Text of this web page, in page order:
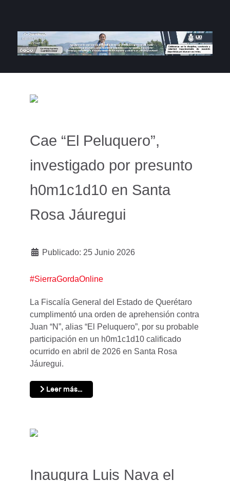
Cae “El Peluquero”,
investigado por presunto
h0m1c1d10 en Santa
Rosa Jáuregui
Publicado: 25 Junio 2026
#SierraGordaOnline
La Fiscalía General del Estado de Querétaro
cumplimentó una orden de aprehensión contra
Juan “N”, alias “El Peluquero”, por su probable
participación en un h0m1c1d10 calificado
ocurrido en abril de 2026 en Santa Rosa
Jáuregui.
Leer más…
Inaugura Luis Nava el